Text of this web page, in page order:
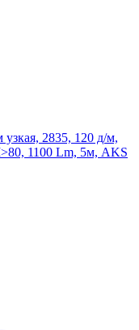
2835, 120 д/м,
1100 Lm, 5м, AKS